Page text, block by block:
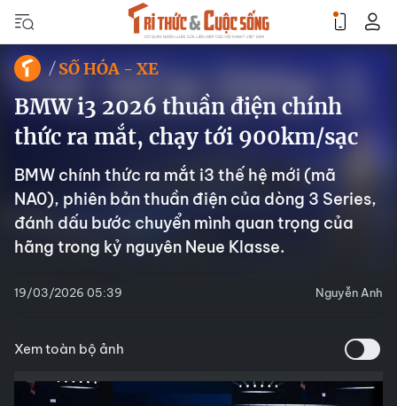
SỐ HÓA - XE
BMW i3 2026 thuần điện chính
thức ra mắt, chạy tới 900km/sạc
BMW chính thức ra mắt i3 thế hệ mới (mã
NA0), phiên bản thuần điện của dòng 3 Series,
đánh dấu bước chuyển mình quan trọng của
hãng trong kỷ nguyên Neue Klasse.
19/03/2026 05:39 Nguyễn Anh
Xem toàn bộ ảnh